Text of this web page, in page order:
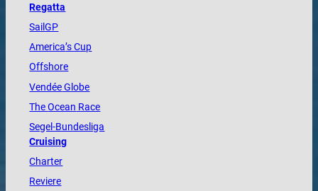
Regatta
SailGP
America’s Cup
Offshore
VendéeGlobe
TheOcean Race
Segel-Bundesliga
Cruising
Charter
Reviere